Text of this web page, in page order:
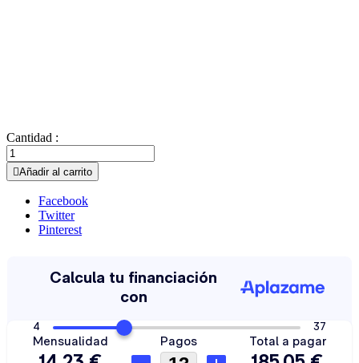
Cantidad :
Añadir al carrito
Facebook
Twitter
Pinterest